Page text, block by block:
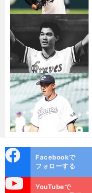
ok
Facebookで
フォローする
YouTubeで